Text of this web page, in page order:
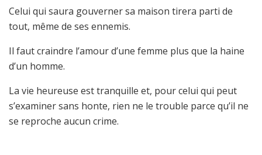
Celui qui saura gouverner sa maison tirera parti de
tout, même de ses ennemis.
Il faut craindre l’amour d’une femme plus que la haine
d’un homme.
La vie heureuse est tranquille et, pour celui qui peut
s’examiner sans honte, rien ne le trouble parce qu’il ne
se reproche aucun crime.